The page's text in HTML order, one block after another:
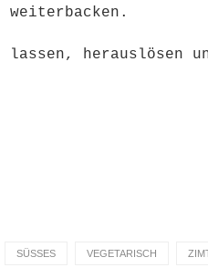
lassen, herauslösen
SÜSSES VEGETARISCH